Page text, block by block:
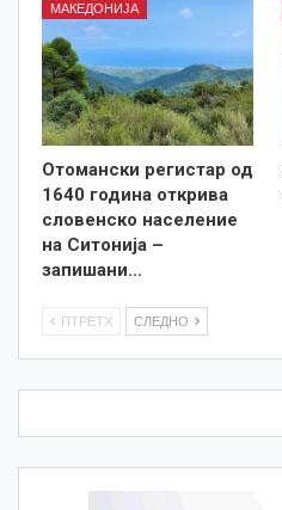
МАКЕДОНИЈА
Отомански регистар од
1640 година открива
словенско население
на Ситонија –
запишани…
ПТРЕТХ СЛЕДНО